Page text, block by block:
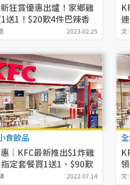
狂賞優惠出爐！家鄉雞
送1！$20歎4件巴辣香
水
2023.02.25 文
食飲品
｜KFC最新推出$1炸雞
定套餐買1送1、$90歎
2022.07.14 文